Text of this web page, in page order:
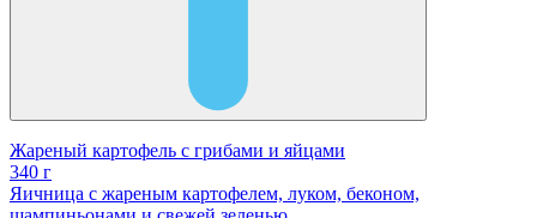
Жареный картофель с грибами и яйцами
340 г
Яичница с жареным картофелем, луком, беконом,